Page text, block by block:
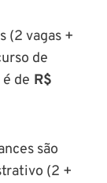
(2 vagas +
de
de R$
são
(2 +